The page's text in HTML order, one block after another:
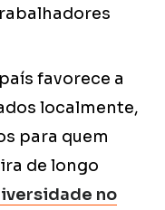
favorece a
localmente,
para quem
de longo
no